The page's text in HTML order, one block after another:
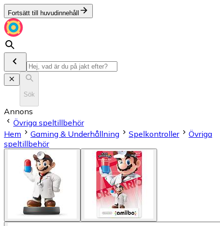
Fortsätt till huvudinnehåll
Sök
Annons
Övriga speltillbehör
Hem
Gaming & Underhållning Spelkontroller
Övriga
speltillbehör